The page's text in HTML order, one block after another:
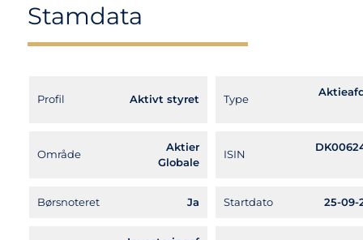
Stamdata
Profil Aktivt styret Type
Område
Aktier
Globale
ISIN
Børsnoteret Ja Startdato 25-09-